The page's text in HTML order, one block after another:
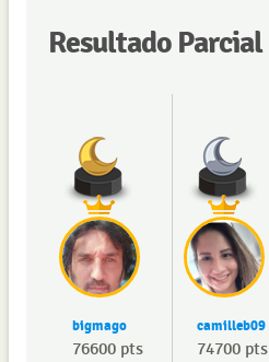
Resultado Parcial
bigmago
76600 pts
camilleb09
74700 pts